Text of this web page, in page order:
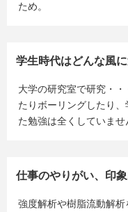
ため。
学生時代はどんな風
大学の研究室で研究・
たりボーリングしたり
た勉強は全くしていませ
仕事のやりがい、印
強度解析や樹脂流動解